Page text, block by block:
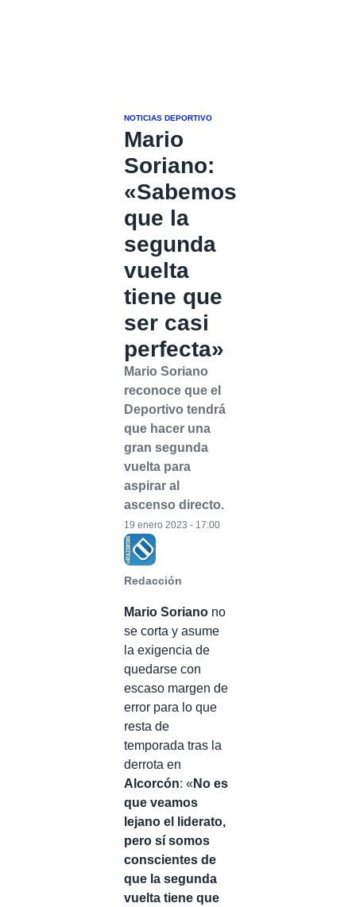
NOTICIAS DEPORTIVO
Mario
Soriano:
«Sabemos
que la
segunda
vuelta
tiene que
ser casi
perfecta»
Mario Soriano
reconoce que el
Deportivo tendrá
que hacer una
gran segunda
vuelta para
aspirar al
ascenso directo.
Redacción
19 enero 2023 - 17:00
Mario Soriano no
se corta y asume
la exigencia de
quedarse con
escaso margen de
error para lo que
resta de
temporada tras la
derrota en
Alcorcón: « No es
que veamos
lejano el liderato,
pero sí somos
conscientes de
que la segunda
vuelta tiene que